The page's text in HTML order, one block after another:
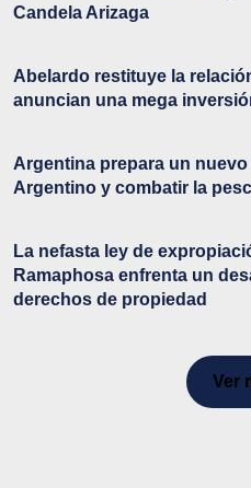
Candela Arizaga
Abelardo restituye la
anuncian una mega
Argentina prepara un
Argentino y combatir la
La nefasta ley de
Ramaphosa enfrenta un
derechos de propiedad
Ver